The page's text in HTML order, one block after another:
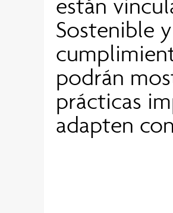
están
Sostenible
podrán
prácticas
adapten